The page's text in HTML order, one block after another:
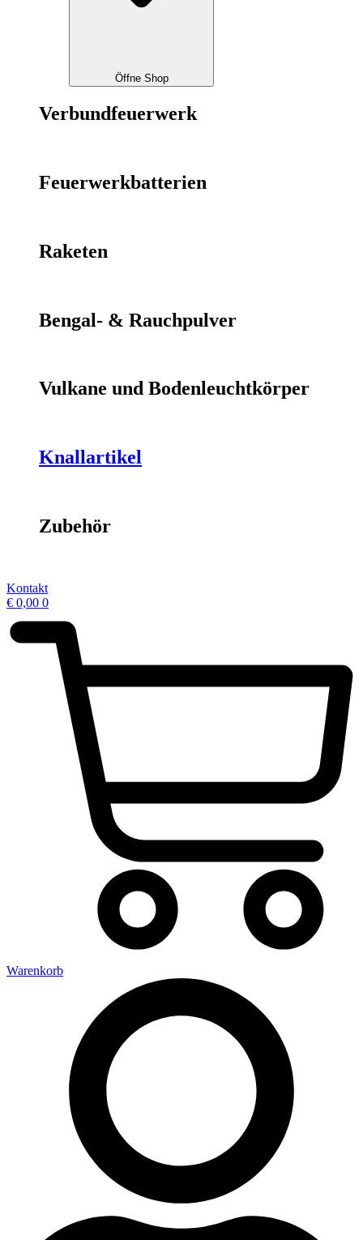
Öffne Shop
Verbundfeuerwerk
Feuerwerkbatterien
Raketen
Bengal- & Rauchpulver
Vulkane und Bodenleuchtkörper
Knallartikel
Zubehör
Kontakt
€ 0,00 0
Warenkorb